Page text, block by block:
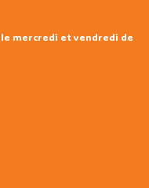
le mercredi et vendredi de